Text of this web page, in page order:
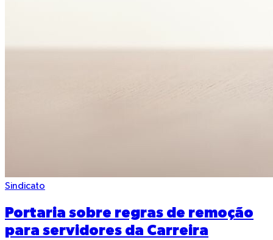
Sindicato
Portaria sobre regras de remoção
para servidores da Carreira